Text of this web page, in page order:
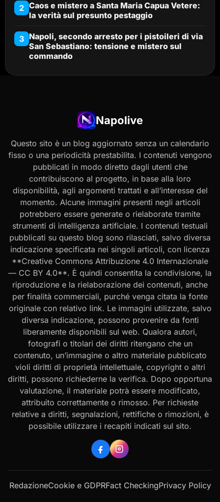
2 Caos e mistero a Santa Maria Capua Vetere:
la verità sul presunto pestaggio
3 Napoli, secondo arresto per i pistoileri di via
San Sebastiano: tensione e mistero sul
commando
Napolive
Questo sito è un blog aggiornato senza un calendario
fisso o una periodicità prestabilita. I contenuti vengono
pubblicati in modo diretto dagli utenti che
contribuiscono al progetto, in base alla loro
disponibilità, agli argomenti trattati e all’interesse del
momento. Alcune immagini presenti negli articoli
potrebbero essere generate o rielaborate tramite
strumenti di intelligenza artificiale. I contenuti testuali
pubblicati su questo blog sono rilasciati, salvo diversa
indicazione specificata nei singoli articoli, con licenza
**Creative Commons Attribuzione 4.0 Internazionale
— CC BY 4.0**. È quindi consentita la condivisione, la
riproduzione e la rielaborazione dei contenuti, anche
per finalità commerciali, purché venga citata la fonte
originale con relativo link. Le immagini utilizzate, salvo
diversa indicazione, possono provenire da fonti
liberamente disponibili sul web. Qualora autori,
fotografi o titolari dei diritti ritengano che un
contenuto, un’immagine o altro materiale pubblicato
violi diritti di proprietà intellettuale, copyright o altri
diritti, possono richiederne la verifica. Dopo opportuna
valutazione, il materiale potrà essere modificato,
attribuito correttamente o rimosso. Per richieste
relative a diritti, segnalazioni, rettifiche o rimozioni, è
possibile utilizzare i recapiti indicati sul sito.
RedazioneCookie e GDPRFact CheckingPrivacy Policy